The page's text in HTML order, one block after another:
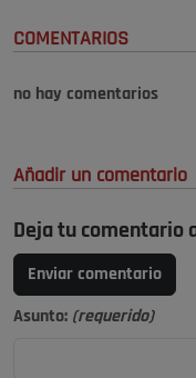
COMENTARIOS
no hay comentarios
Añadir un comentario
Deja tu comentario
Enviar comentario
Asunto: (requerido)